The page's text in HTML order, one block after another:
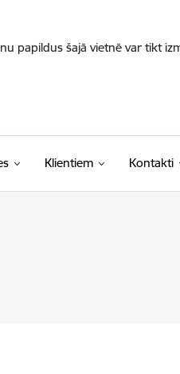
papildus šajā vietnē var tikt
Klientiem Kontakti